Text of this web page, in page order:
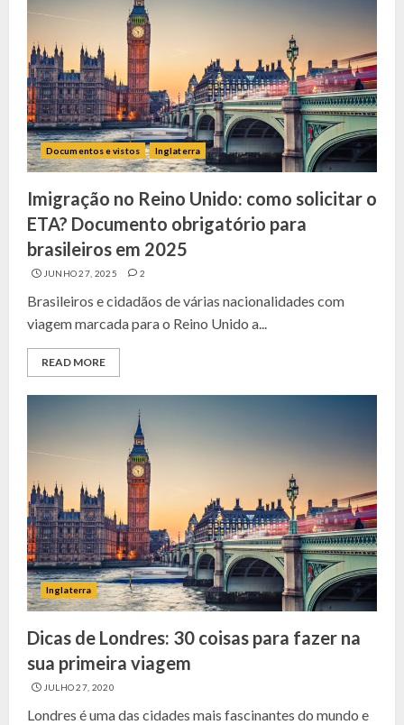
Documentos e vistos Inglaterra
Imigração no Reino Unido: como solicitar o
ETA? Documento obrigatório para
brasileiros em 2025
JUNHO 27, 2025 2
Brasileiros e cidadãos de várias nacionalidades com
viagem marcada para o Reino Unido a...
READ MORE
Inglaterra
Dicas de Londres: 30 coisas para fazer na
sua primeira viagem
JULHO 27, 2020
Londres é uma das cidades mais fascinantes do mundo e